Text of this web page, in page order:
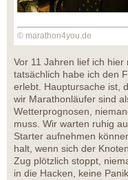
© marathon4you.de
Vor 11 Jahren lief ich
tatsächlich habe ich den
erlebt. Hauptursache ist,
wir Marathonläufer sind
Wetterprognosen,
muss. Wir warten ruhig
Starter aufnehmen
halt, wenn sich der
Zug plötzlich stoppt,
in die Hacken, keine